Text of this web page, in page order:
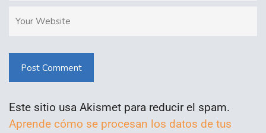
Post Comment
Este sitio usa Akismet para reducir el spam.
Aprende cómo se procesan los datos de tus